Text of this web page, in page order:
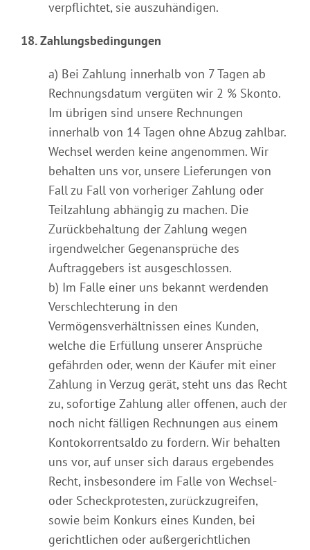
verpflichtet, sie auszuhändigen.
18. Zahlungsbedingungen
a) Bei Zahlung innerhalb von 7 Tagen ab
Rechnungsdatum vergüten wir 2 % Skonto.
Im übrigen sind unsere Rechnungen
innerhalb von 14 Tagen ohne Abzug zahlbar.
Wechsel werden keine angenommen. Wir
behalten uns vor, unsere Lieferungen von
Fall zu Fall von vorheriger Zahlung oder
Teilzahlung abhängig zu machen. Die
Zurückbehaltung der Zahlung wegen
irgendwelcher Gegenansprüche des
Auftraggebers ist ausgeschlossen.
b) Im Falle einer uns bekannt werdenden
Verschlechterung in den
Vermögensverhältnissen eines Kunden,
welche die Erfüllung unserer Ansprüche
gefährden oder, wenn der Käufer mit einer
Zahlung in Verzug gerät, steht uns das Recht
zu, sofortige Zahlung aller offenen, auch der
noch nicht fälligen Rechnungen aus einem
Kontokorrentsaldo zu fordern. Wir behalten
uns vor, auf unser sich daraus ergebendes
Recht, insbesondere im Falle von Wechsel-
oder Scheckprotesten, zurückzugreifen,
sowie beim Konkurs eines Kunden, bei
gerichtlichen oder außergerichtlichen